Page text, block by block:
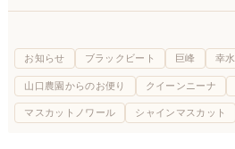
お知らせ ブラックビート 巨峰 幸水
山口農園からのお便り クイーンニーナ
マスカットノワール シャインマスカット